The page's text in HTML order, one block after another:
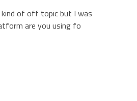
of off topic but I was
are you using fo